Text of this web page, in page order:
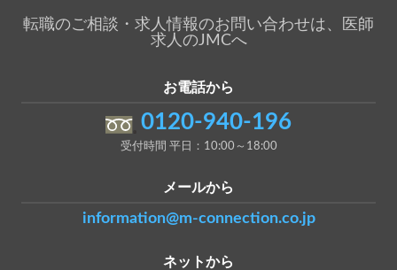
転職のご相談・求人情報のお問い合わせは、医師
求人のJMCへ
お電話から
0120-940-196
受付時間 平日：10:00～18:00
メールから
information@m-connection.co.jp
ネットから